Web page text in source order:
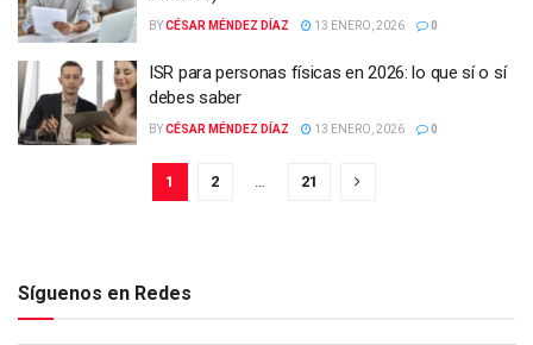
BYCÉSAR MÉNDEZ DÍAZ 13 ENERO, 2026 0
ISR para personas físicas en 2026: lo que sí o sí
debes saber
BYCÉSAR MÉNDEZ DÍAZ 13 ENERO, 2026 0
1 2 … 21
Síguenos en Redes